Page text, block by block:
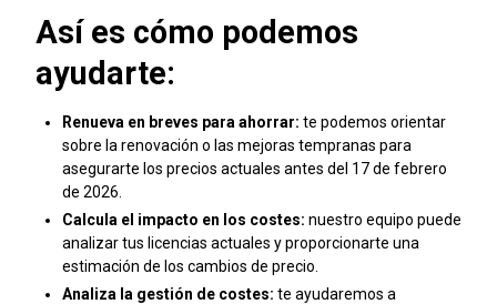
Así es cómo podemos
ayudarte:
Renueva en breves para ahorrar: te podemos orientar
sobre la renovación o las mejoras tempranas para
asegurarte los precios actuales antes del 17 de febrero
de 2026.
Calcula el impacto en los costes: nuestro equipo puede
analizar tus licencias actuales y proporcionarte una
estimación de los cambios de precio.
Analiza la gestión de costes: te ayudaremos a